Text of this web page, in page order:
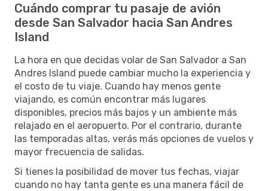
Cuándo comprar tu pasaje de avión
desde San Salvador hacia San Andres
Island
La hora en que decidas volar de San Salvador a San
Andres Island puede cambiar mucho la experiencia y
el costo de tu viaje. Cuando hay menos gente
viajando, es común encontrar más lugares
disponibles, precios más bajos y un ambiente más
relajado en el aeropuerto. Por el contrario, durante
las temporadas altas, verás más opciones de vuelos y
mayor frecuencia de salidas.
Si tienes la posibilidad de mover tus fechas, viajar
cuando no hay tanta gente es una manera fácil de